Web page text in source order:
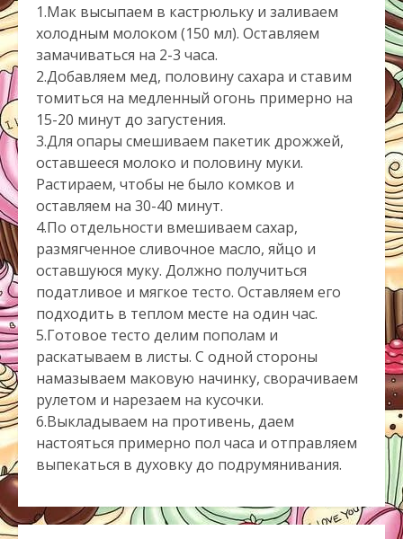
1.Мак высыпаем в кастрюльку и заливаем
холодным молоком (150 мл). Оставляем
замачиваться на 2-3 часа.
2.Добавляем мед, половину сахара и ставим
томиться на медленный огонь примерно на
15-20 минут до загустения.
3.Для опары смешиваем пакетик дрожжей,
оставшееся молоко и половину муки.
Растираем, чтобы не было комков и
оставляем на 30-40 минут.
4.По отдельности вмешиваем сахар,
размягченное сливочное масло, яйцо и
оставшуюся муку. Должно получиться
податливое и мягкое тесто. Оставляем его
подходить в теплом месте на один час.
5.Готовое тесто делим пополам и
раскатываем в листы. С одной стороны
намазываем маковую начинку, сворачиваем
рулетом и нарезаем на кусочки.
6.Выкладываем на противень, даем
настояться примерно пол часа и отправляем
выпекаться в духовку до подрумянивания.